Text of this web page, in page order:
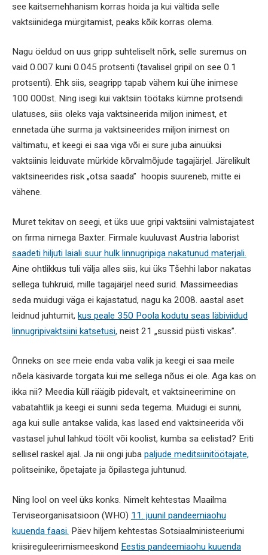
see kaitsemehhanism korras hoida ja kui vältida selle
vaktsiinidega mürgitamist, peaks kõik korras olema.
Nagu öeldud on uus gripp suhteliselt nõrk, selle suremus on
vaid 0.007 kuni 0.045 protsenti (tavalisel gripil on see 0.1
protsenti). Ehk siis, seagripp tapab vähem kui ühe inimese
100 000st. Ning isegi kui vaktsiin töötaks kümne protsendi
ulatuses, siis oleks vaja vaktsineerida miljon inimest, et
ennetada ühe surma ja vaktsineerides miljon inimest on
vältimatu, et keegi ei saa viga või ei sure juba ainuüksi
vaktsiinis leiduvate mürkide kõrvalmõjude tagajärjel. Järelikult
vaktsineerides risk „otsa saada” hoopis suureneb, mitte ei
vähene.
Muret tekitav on seegi, et üks uue gripi vaktsiini valmistajatest
on firma nimega Baxter. Firmale kuuluvast Austria laborist
saadeti hiljuti laiali suur hulk linnugripiga nakatunud materjali.
Aine ohtlikkus tuli välja alles siis, kui üks Tšehhi labor nakatas
sellega tuhkruid, mille tagajärjel need surid. Massimeedias
seda muidugi väga ei kajastatud, nagu ka 2008. aastal aset
leidnud juhtumit, kus peale 350 Poola kodutu seas läbiviidud
linnugripivaktsiini katsetusi, neist 21 „sussid püsti viskas”.
Õnneks on see meie enda vaba valik ja keegi ei saa meile
nõela käsivarde torgata kui me sellega nõus ei ole. Aga kas on
ikka nii? Meedia küll räägib pidevalt, et vaktsineerimine on
vabatahtlik ja keegi ei sunni seda tegema. Muidugi ei sunni,
aga kui sulle antakse valida, kas lased end vaktsineerida või
vastasel juhul lahkud töölt või koolist, kumba sa eelistad? Eriti
sellisel raskel ajal. Ja nii ongi juba paljude meditsiinitöötajate,
politseinike, õpetajate ja õpilastega juhtunud.
Ning lool on veel üks konks. Nimelt kehtestas Maailma
Terviseorganisatsioon (WHO) 11. juunil pandeemiaohu
kuuenda faasi. Päev hiljem kehtestas Sotsiaalministeeriumi
kriisireguleerimismeeskond Eestis pandeemiaohu kuuenda